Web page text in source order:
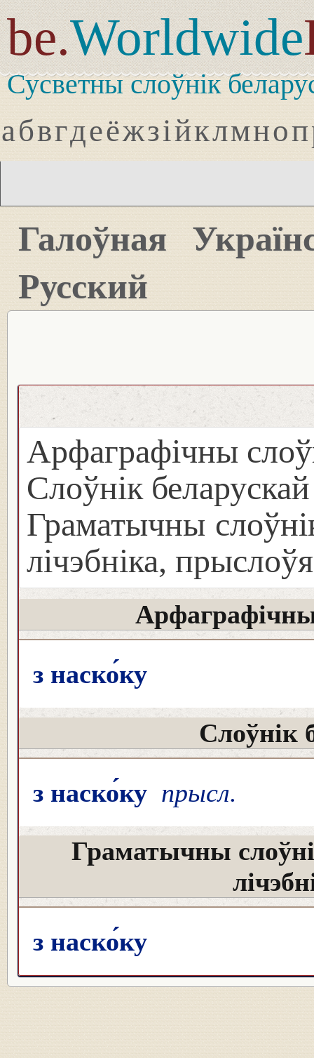
be.Worldwide
Сусветны слоўнік
абвгдеёжзійклмноп
Галоўная
Русский
Арфаграфічны
Слоўнік
Граматычны
лічэбніка, прыслоўя
з наско́ку
Слоўнік
з наско́ку прысл.
Граматычны
з наско́ку